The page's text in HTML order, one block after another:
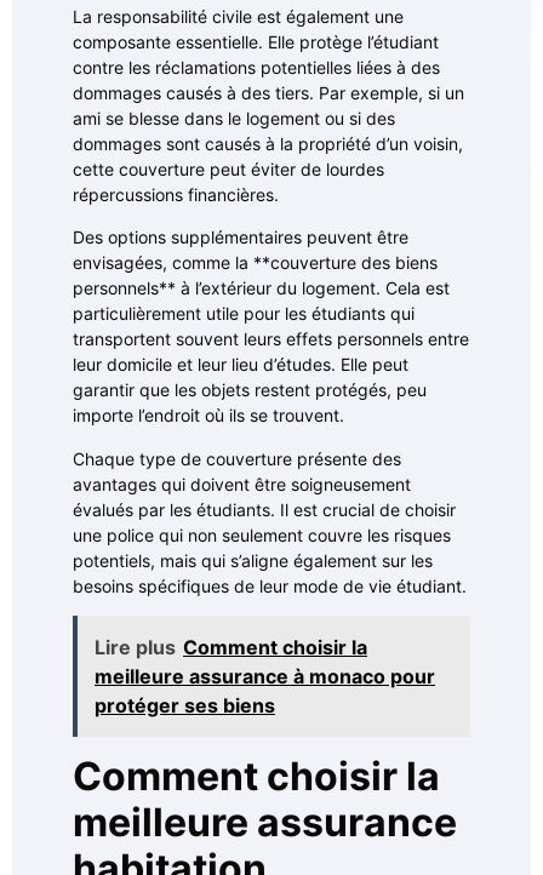
La responsabilité civile est également une
composante essentielle. Elle protège l’étudiant
contre les réclamations potentielles liées à des
dommages causés à des tiers. Par exemple, si un
ami se blesse dans le logement ou si des
dommages sont causés à la propriété d’un voisin,
cette couverture peut éviter de lourdes
répercussions financières.
Des options supplémentaires peuvent être
envisagées, comme la **couverture des biens
personnels** à l’extérieur du logement. Cela est
particulièrement utile pour les étudiants qui
transportent souvent leurs effets personnels entre
leur domicile et leur lieu d’études. Elle peut
garantir que les objets restent protégés, peu
importe l’endroit où ils se trouvent.
Chaque type de couverture présente des
avantages qui doivent être soigneusement
évalués par les étudiants. Il est crucial de choisir
une police qui non seulement couvre les risques
potentiels, mais qui s’aligne également sur les
besoins spécifiques de leur mode de vie étudiant.
Lire plus Comment choisir la
meilleure assurance à monaco pour
protéger ses biens
Comment choisir la
meilleure assurance